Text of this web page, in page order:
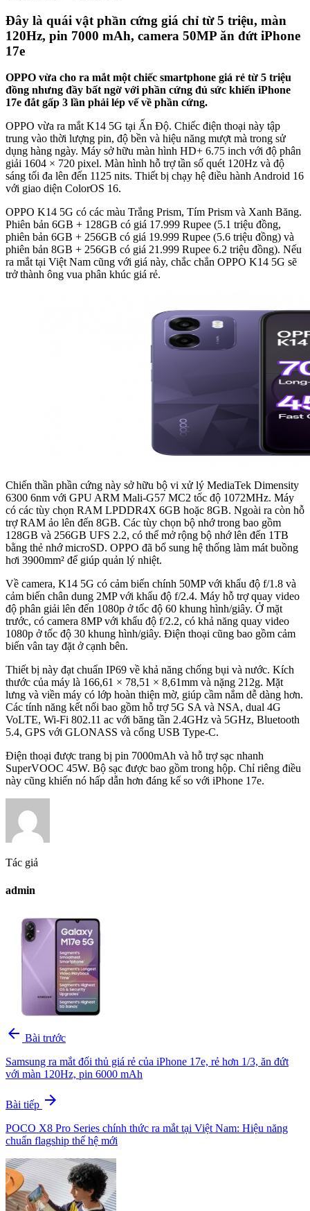
Đây là quái vật phần cứng giá chỉ từ 5 triệu, màn
120Hz, pin 7000 mAh, camera 50MP ăn đứt iPhone
17e
OPPO vừa cho ra mắt một chiếc smartphone giá rẻ từ 5 triệu
đồng nhưng đầy bất ngờ với phần cứng đủ sức khiến iPhone
17e đắt gấp 3 lần phải lép vế về phần cứng.
OPPO vừa ra mắt K14 5G tại Ấn Độ. Chiếc điện thoại này tập
trung vào thời lượng pin, độ bền và hiệu năng mượt mà trong sử
dụng hàng ngày. Máy sở hữu màn hình HD+ 6.75 inch với độ phân
giải 1604 × 720 pixel. Màn hình hỗ trợ tần số quét 120Hz và độ
sáng tối đa lên đến 1125 nits. Thiết bị chạy hệ điều hành Android 16
với giao diện ColorOS 16.
OPPO K14 5G có các màu Trắng Prism, Tím Prism và Xanh Băng.
Phiên bản 6GB + 128GB có giá 17.999 Rupee (5.1 triệu đồng,
phiên bản 6GB + 256GB có giá 19.999 Rupee (5.6 triệu đồng) và
phiên bản 8GB + 256GB có giá 21.999 Rupee 6.2 triệu đồng). Nếu
ra mắt tại Việt Nam cũng với giá này, chắc chắn OPPO K14 5G sẽ
trở thành ông vua phân khúc giá rẻ.
Chiến thần phần cứng này sở hữu bộ vi xử lý MediaTek Dimensity
6300 6nm với GPU ARM Mali-G57 MC2 tốc độ 1072MHz. Máy
có các tùy chọn RAM LPDDR4X 6GB hoặc 8GB. Ngoài ra còn hỗ
trợ RAM ảo lên đến 8GB. Các tùy chọn bộ nhớ trong bao gồm
128GB và 256GB UFS 2.2, có thể mở rộng bộ nhớ lên đến 1TB
bằng thẻ nhớ microSD. OPPO đã bổ sung hệ thống làm mát buồng
hơi 3900mm² để giúp quản lý nhiệt.
Về camera, K14 5G có cảm biến chính 50MP với khẩu độ f/1.8 và
cảm biến chân dung 2MP với khẩu độ f/2.4. Máy hỗ trợ quay video
độ phân giải lên đến 1080p ở tốc độ 60 khung hình/giây. Ở mặt
trước, có camera 8MP với khẩu độ f/2.2, có khả năng quay video
1080p ở tốc độ 30 khung hình/giây. Điện thoại cũng bao gồm cảm
biến vân tay đặt ở cạnh bên.
Thiết bị này đạt chuẩn IP69 về khả năng chống bụi và nước. Kích
thước của máy là 166,61 × 78,51 × 8,61mm và nặng 212g. Mặt
lưng và viền máy có lớp hoàn thiện mờ, giúp cầm nắm dễ dàng hơn.
Các tính năng kết nối bao gồm hỗ trợ 5G SA và NSA, dual 4G
VoLTE, Wi-Fi 802.11 ac với băng tần 2.4GHz và 5GHz, Bluetooth
5.4, GPS với GLONASS và cổng USB Type-C.
Điện thoại được trang bị pin 7000mAh và hỗ trợ sạc nhanh
SuperVOOC 45W. Bộ sạc được bao gồm trong hộp. Chỉ riêng điều
này cũng khiến nó hấp dẫn hơn đáng kể so với iPhone 17e.
Tác giả
admin
arrow_back Bài trước
Samsung ra mắt đối thủ giá rẻ của iPhone 17e, rẻ hơn 1/3, ăn đứt
với màn 120Hz, pin 6000 mAh
Bài tiếp arrow_forward
POCO X8 Pro Series chính thức ra mắt tại Việt Nam: Hiệu năng
chuẩn flagship thế hệ mới